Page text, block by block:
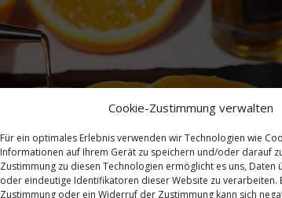
Cookie-Zustimmung verwalten
Für ein optimales Erlebnis verwenden wir Technologien wie
Informationen auf Ihrem Gerät zu speichern und/oder darauf
Zustimmung zu diesen Technologien ermöglicht es uns, Daten
oder eindeutige Identifikatoren dieser Website zu verarbeiten.
Zustimmung oder ein Widerruf der Zustimmung kann sich